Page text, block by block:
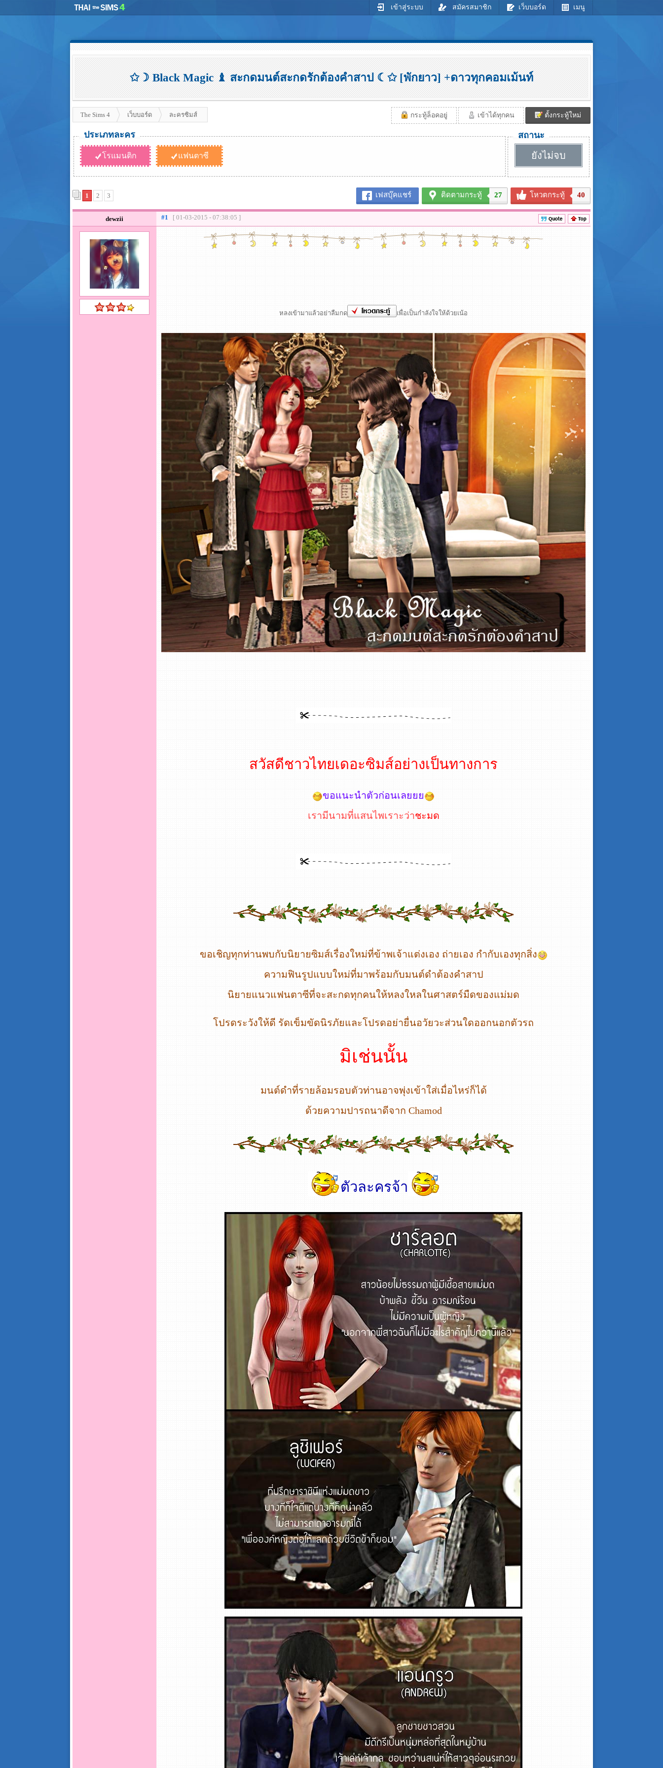
เข้าสู่ระบบ สมัครสมาชิก เว็บบอร์ด เมนู
✩☽ Black Magic ♝ สะกดมนต์สะกดรักต้องคำสาป ☾✩ [พักยาว] +ดาวทุกคอมเม้นท์
The Sims 4 เว็บบอร์ด ละครซิมส์ กระทู้ล็อคอยู่ เข้าได้ทุกคน ตั้งกระทู้ใหม่
ประเภทละคร
โรแมนติก แฟนตาซี
สถานะ
ยังไม่จบ
เฟสบุ๊คแชร์ ติดตามกระทู้ 27 โหวตกระทู้ 40
1 2 3
dewzii #1 [ 01-03-2015 - 07:38:05 ]
หลงเข้ามาแล้วอย่าลืมกด เพื่อเป็นกำลังใจให้ด้วยเน้อ
สวัสดีชาวไทยเดอะซิมส์อย่างเป็นทางการ
ขอแนะนำตัวก่อนเลยยย
เรามีนามที่แสนไพเราะว่าชะมด
ขอเชิญทุกท่านพบกับนิยายซิมส์เรื่องใหม่ที่ข้าพเจ้าแต่งเอง ถ่ายเอง กำกับเองทุกสิ่ง
ความฟินรูปแบบใหม่ที่มาพร้อมกับมนต์ดำต้องคำสาป
นิยายแนวแฟนตาซีที่จะสะกดทุกคนให้หลงใหลในศาสตร์มืดของแม่มด
โปรดระวังให้ดี รัดเข็มขัดนิรภัยและโปรดอย่ายื่นอวัยวะส่วนใดออกนอกตัวรถ
มิเช่นนั้น
มนต์ดำที่รายล้อมรอบตัวท่านอาจพุ่งเข้าใส่เมื่อไหร่ก็ได้
ด้วยความปารถนาดีจาก Chamod
ตัวละครจ้า